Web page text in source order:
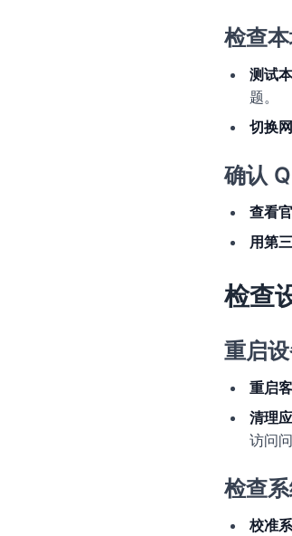
检查
测试
题。
切换
确认
查看
用第
检查
重启
重启
清理
访问问
检查
校准